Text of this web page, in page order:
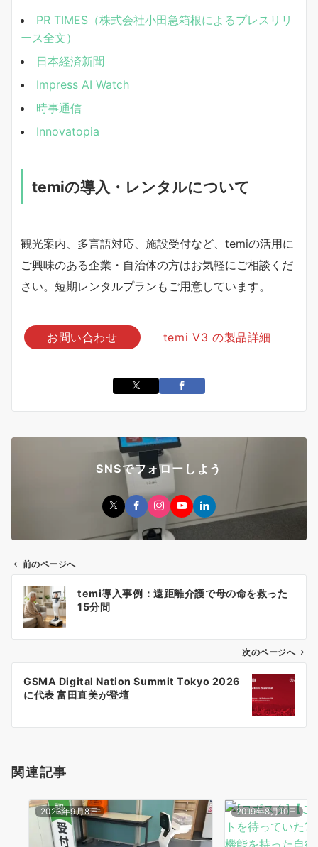
PR TIMES（株式会社小田急箱根によるプレスリリ
ース全文）
日本経済新聞
Impress AI Watch
時事通信
Innovatopia
temiの導入・レンタルについて
観光案内、多言語対応、施設受付など、temiの活用に
ご興味のある企業・自治体の方はお気軽にご相談くだ
さい。短期レンタルプランもご用意しています。
お問い合わせ temi V3 の製品詳細
SNSでフォローしよう
ン
前のページへ
temi導入事例：遠距離介護で母の命を救った
15分間
次のページへ
GSMA Digital Nation Summit Tokyo 2026
に代表 富田直美が登壇
関連記事
2023年9月8日 2019年8月10日